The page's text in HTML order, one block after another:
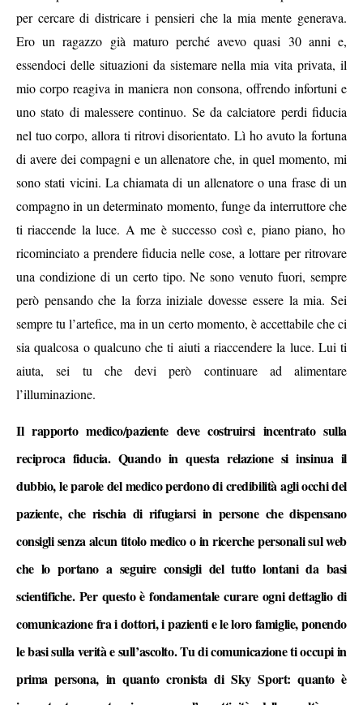
per cercare di districare i pensieri che la mia mente generava.
Ero un ragazzo già maturo perché avevo quasi 30 anni e,
essendoci delle situazioni da sistemare nella mia vita privata, il
mio corpo reagiva in maniera non consona, offrendo infortuni e
uno stato di malessere continuo. Se da calciatore perdi fiducia
nel tuo corpo, allora ti ritrovi disorientato. Lì ho avuto la fortuna
di avere dei compagni e un allenatore che, in quel momento, mi
sono stati vicini. La chiamata di un allenatore o una frase di un
compagno in un determinato momento, funge da interruttoreche
ti riaccende la luce. A me è successo così e, piano piano, ho
ricominciato a prendere fiducia nelle cose, a lottare per ritrovare
una condizione di un certo tipo. Ne sono venuto fuori, sempre
però pensando che la forza iniziale dovesse essere la mia. Sei
sempre tu l’artefice, ma in un certo momento, è accettabile che ci
sia qualcosa o qualcuno che ti aiuti a riaccendere la luce. Lui ti
aiuta, sei tu che devi però continuare ad alimentare
l’illuminazione.
Il rapporto medico/paziente deve costruirsi incentrato sulla
reciproca fiducia. Quando in questa relazione si insinua il
dubbio, le parole del medico perdono di credibilità agli occhi del
paziente, che rischia di rifugiarsi in persone che dispensano
consigli senza alcun titolo medico o in ricerche personali sul web
che lo portano a seguire consigli del tutto lontani da basi
scientifiche. Per questo è fondamentale curare ogni dettaglio di
comunicazione fra i dottori, i pazienti e le loro famiglie, ponendo
le basi sulla verità e sull’ascolto. Tu di comunicazione ti occupi in
prima persona, in quanto cronista di Sky Sport: quanto è